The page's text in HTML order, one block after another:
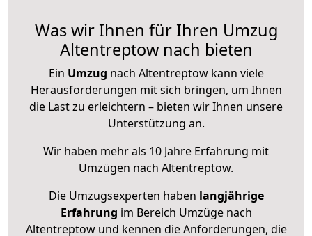
Was wir Ihnen für Ihren Umzug
Altentreptow nach bieten
Ein Umzug nach Altentreptow kann viele
Herausforderungen mit sich bringen, um Ihnen
die Last zu erleichtern – bieten wir Ihnen unsere
Unterstützung an.
Wir haben mehr als 10 Jahre Erfahrung mit
Umzügen nach Altentreptow.
Die Umzugsexperten haben langjährige
Erfahrung im Bereich Umzüge nach
Altentreptow und kennen die Anforderungen, die